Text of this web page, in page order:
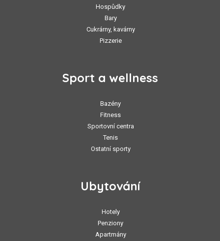
Hospůdky
Bary
Cukrárny, kavárny
Pizzerie
Sport a wellness
Bazény
Fitness
Sportovní centra
Tenis
Ostatní sporty
Ubytování
Hotely
Penziony
Apartmány